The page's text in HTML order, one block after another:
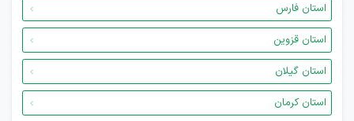
استان فارس
استان قزوین
استان گیلان
استان کرمان